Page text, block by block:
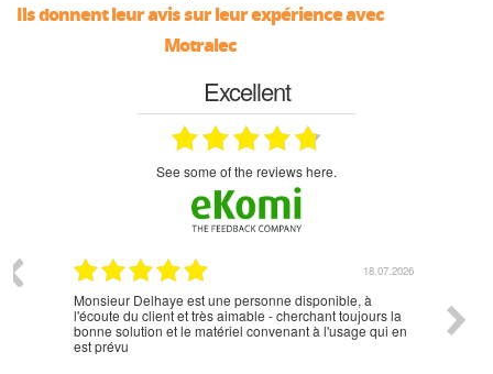
Ils donnent leur avis sur leur expérience avec
Motralec
Excellent
see some of the reviews here.
18.07.2026
Monsieur Delhaye est une personne disponible, à
l'écoute du client et très aimable - cherchant toujours la
bonne solution et le matériel convenant à l'usage qui en
est prévu